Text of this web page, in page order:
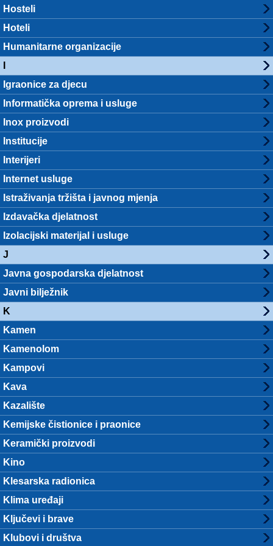
Hosteli
Hoteli
Humanitarne organizacije
Igraonice za djecu
Informatička oprema i usluge
Inox proizvodi
Institucije
Interijeri
Internet usluge
Istraživanja tržišta i javnog mjenja
Izdavačka djelatnost
Izolacijski materijal i usluge
J
Javna gospodarska djelatnost
Javni bilježnik
K
Kamen
Kamenolom
Kampovi
Kava
Kazalište
Kemijske čistionice i praonice
Keramički proizvodi
Kino
Klesarska radionica
Klima uređaji
Ključevi i brave
Klubovi i društva